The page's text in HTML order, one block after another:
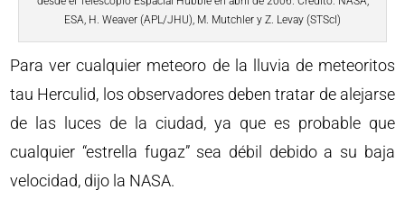
ESA, H. Weaver (APL/JHU), M. Mutchler y Z. Levay (STScI)
Para ver cualquier meteoro de la lluvia de meteoritos
tau Herculid, los observadores deben tratar de alejarse
de las luces de la ciudad, ya que es probable que
cualquier “estrella fugaz” sea débil debido a su baja
velocidad, dijo la NASA.